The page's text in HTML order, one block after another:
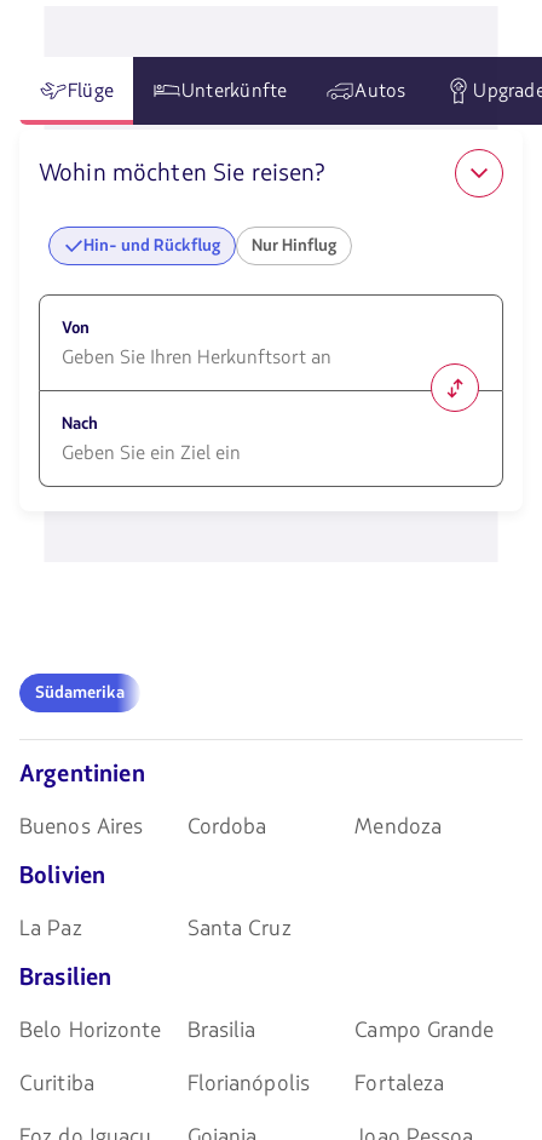
Flüge Unterkünfte Autos
Wohin möchten Sie reisen?
Hin- und Rückflug Nur Hinflug
Von
opciones
disponibles.
Usa
las
Nach
para
navegar
Südamerika
Südamerika
Argentinien
Buenos Aires Cordoba Mendoza
Bolivien
La Paz Santa Cruz
Brasilien
Belo Horizonte Brasilia
Campo Grande
Curitiba
Florianópolis
Fortaleza